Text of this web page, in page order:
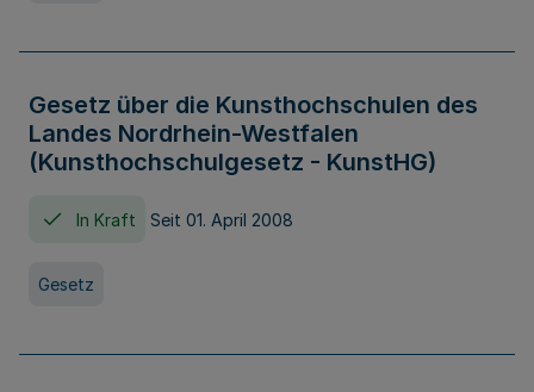
Gesetz über die Kunsthochschulen des
Landes Nordrhein-Westfalen
(Kunsthochschulgesetz - KunstHG)
In Kraft Seit 01. April 2008
Gesetz